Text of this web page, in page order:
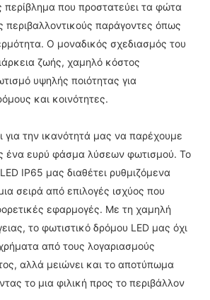
περίβλημα που προστατεύει τα φώτα
περιβαλλοντικούς παράγοντες όπως
Ο μοναδικός σχεδιασμός του
ζωής, χαμηλό κόστος
υψηλής ποιότητας για
και κοινότητες.
για την ικανότητά μας να παρέχουμε
ένα ευρύ φάσμα λύσεων φωτισμού. Το
IP65 μας διαθέτει ρυθμιζόμενα
σειρά από επιλογές ισχύος που
εφαρμογές. Με τη χαμηλή
το φωτιστικό δρόμου LED μας όχι
από τους λογαριασμούς
αλλά μειώνει και το αποτύπωμα
το μια φιλική προς το περιβάλλον